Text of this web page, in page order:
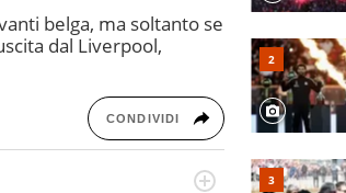
belga, ma soltanto se
dal Liverpool,
CONDIVIDI